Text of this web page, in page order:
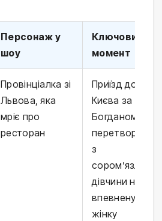
Персонаж у
шоу
Ключовий
момент
Провінціалка зі
Львова, яка
мріє про
ресторан
Приїзд до
Києва за
Богданом,
перетворення
з
сором’язливої
дівчини на
впевнену
жінку